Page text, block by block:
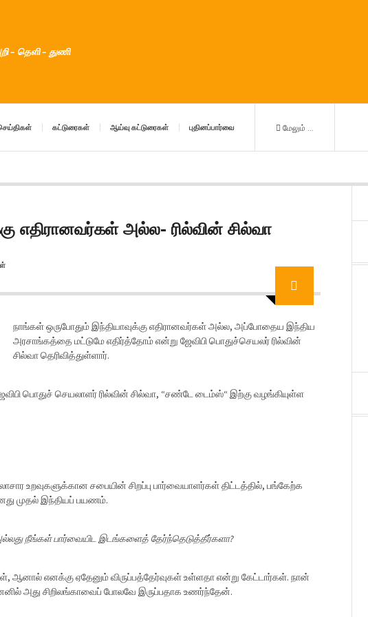
– தெளி – துணி
செய்திகள் கட்டுரைகள் ஆய்வு கட்டுரைகள் புதினப்பார்வை மேலும் ...
எதிரானவர்கள் அல்ல- ரில்வின் சில்வா
நாங்கள் ஒருபோதும் இந்தியாவுக்கு எதிரானவர்கள் அல்ல, அப்போதைய இந்திய
அரசாங்கத்தை மட்டுமே எதிர்த்தோம் என்று ஜேவிபி பொதுச்செயலர் ரில்வின்
சில்வா தெரிவித்துள்ளார்.
பொதுச் செயலாளர் ரில்வின் சில்வா, “சண்டே டைம்ஸ்“ இற்கு வழங்கியுள்ள
உறவுகளுக்கான சபையின் சிறப்பு பார்வையாளர்கள் திட்டத்தில், பங்கேற்க
முதல் இந்தியப் பயணம்.
நீங்கள் பார்வையிட இடங்களைத் தேர்ந்தெடுத்தீர்களா?
எனக்கு ஏதேனும் விருப்பத்தேர்வுகள் உள்ளதா என்று கேட்டார்கள். நான்
அது சிறிலங்காவைப் போலவே இருப்பதாக உணர்ந்தேன்.